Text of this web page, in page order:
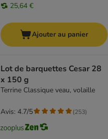
25,64 €
Ajouter au panier
Lot de barquettes Cesar 28
x 150 g
Terrine Classique veau, volaille
Avis: 4.7/5 (253)